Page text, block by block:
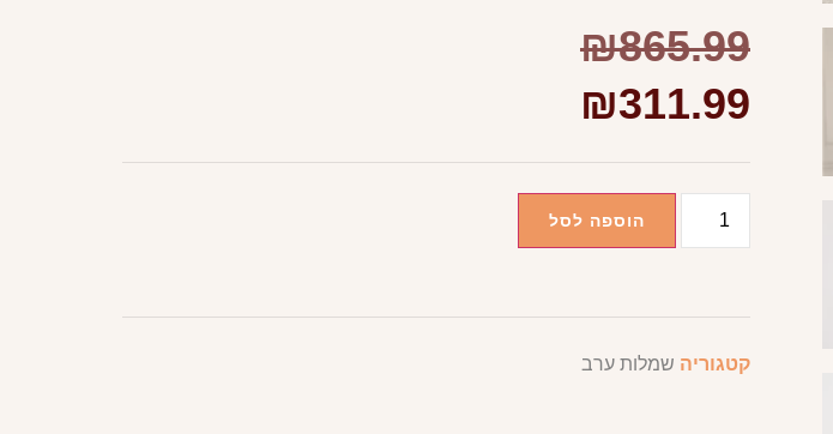
₪865.99
₪311.99
הוספה לסל
קטגוריה שמלות ערב